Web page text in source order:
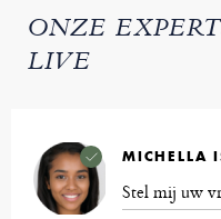
ONZE
LIVE
MICHELLA
Stel mij uw